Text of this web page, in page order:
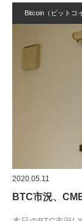
Bitcoin（ビットコ
2020.05.11
BTC市況、